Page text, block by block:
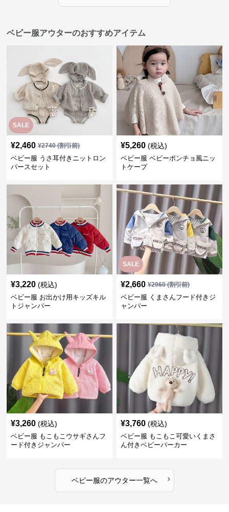
ベビー服アウターのおすすめアイテム
SALE
¥2,460 ¥2740(割引前)
ベビー服 うさ耳付きニットロン
パースセット
¥5,260 (税込)
ベビー服 ベビーポンチョ風ニッ
トケープ
¥3,220 (税込)
ベビー服 お出かけ用キッズキル
トジャンパー
SALE
¥2,660 ¥2960(割引前)
ベビー服 くまさんフード付きジ
ャンパー
¥3,260 (税込)
ベビー服 もこもこウサギさんフ
ード付きジャンパー
¥3,760 (税込)
ベビー服 もこもこ可愛いくまさ
ん付きベビーパーカー
ベビー服のアウター一覧へ ›